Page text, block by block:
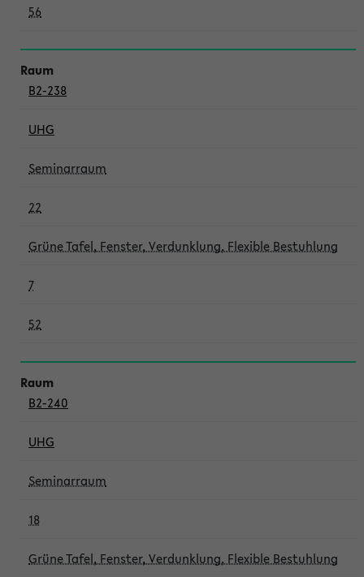
56
B2-238
UHG
Seminarraum
22
Grüne Tafel, Fenster, Verdunklung, Flexible Bestuhlung
7
52
B2-240
UHG
Seminarraum
18
Grüne Tafel, Fenster, Verdunklung, Flexible Bestuhlung